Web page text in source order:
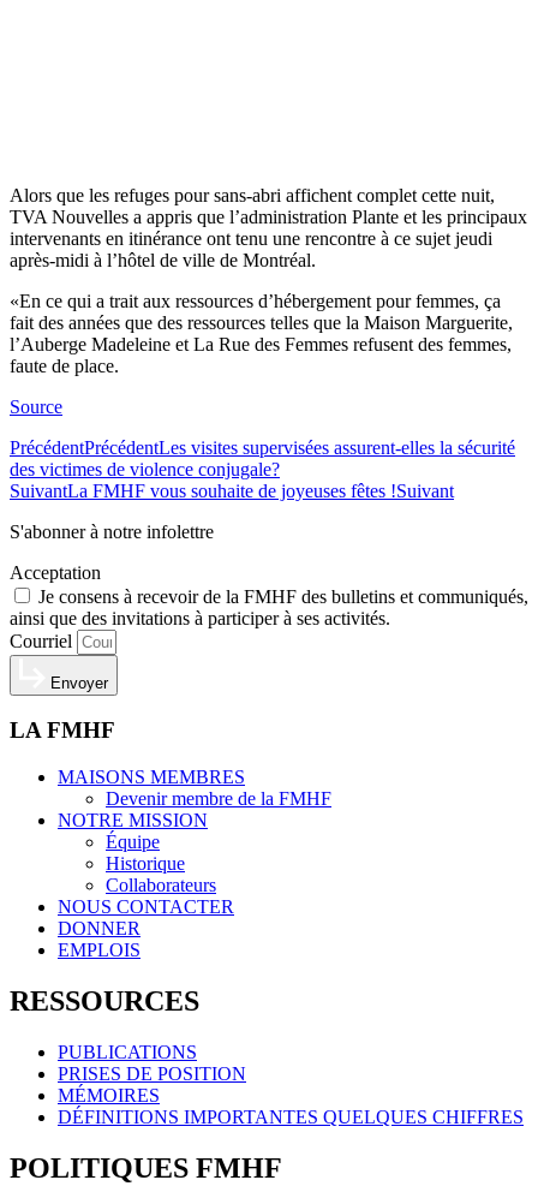
Alors que les refuges pour sans-abri affichent complet cette nuit,
TVA Nouvelles a appris que l’administration Plante et les principaux
intervenants en itinérance ont tenu une rencontre à ce sujet jeudi
après-midi à l’hôtel de ville de Montréal.
«En ce qui a trait aux ressources d’hébergement pour femmes, ça
fait des années que des ressources telles que la Maison Marguerite,
l’Auberge Madeleine et La Rue des Femmes refusent des femmes,
faute de place.
Source
PrécédentPrécédentLes visites supervisées assurent-elles la sécurité
des victimes de violence conjugale?
SuivantLa FMHF vous souhaite de joyeuses fêtes !Suivant
S'abonner à notre infolettre
Acceptation
Je consens à recevoir de la FMHF des bulletins et communiqués,
ainsi que des invitations à participer à ses activités.
Courriel
Envoyer
LA FMHF
MAISONS MEMBRES
Devenir membre de la FMHF
NOTRE MISSION
Équipe
Historique
Collaborateurs
NOUS CONTACTER
DONNER
EMPLOIS
RESSOURCES
PUBLICATIONS
PRISES DE POSITION
MÉMOIRES
DÉFINITIONS IMPORTANTES QUELQUES CHIFFRES
POLITIQUES FMHF